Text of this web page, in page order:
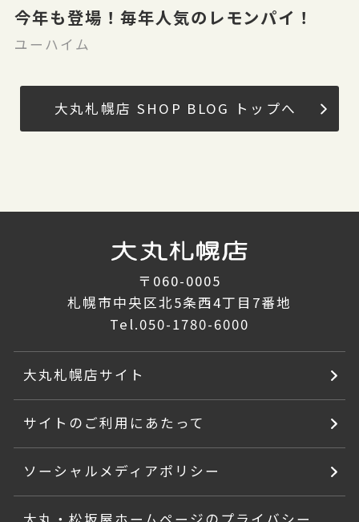
今年も登場！毎年人気のレモンパイ！
ユーハイム
大丸札幌店 SHOP BLOG トップへ
〒060-0005
札幌市中央区北5条西4丁目7番地
Tel.050-1780-6000
大丸札幌店サイト
サイトのご利用にあたって
ソーシャルメディアポリシー